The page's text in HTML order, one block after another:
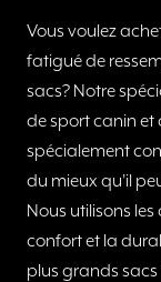
Vous voulez
fatigué de
sacs? Notre
de sport canin et
spécialement
du mieux qu'il
Nous utilisons
confort et la
plus grands